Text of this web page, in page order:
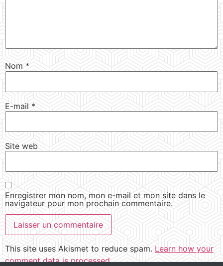
Nom *
E-mail *
Site web
Enregistrer mon nom, mon e-mail et mon site dans le
navigateur pour mon prochain commentaire.
This site uses Akismet to reduce spam. Learn how your
comment data is processed.